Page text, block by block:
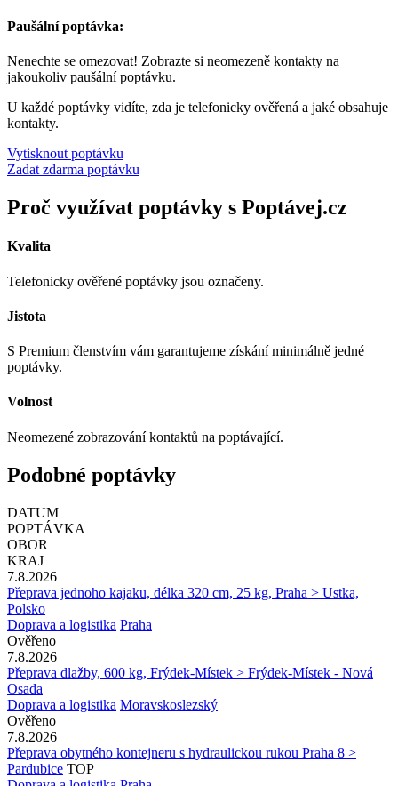
Paušální poptávka:
Nenechte se omezovat! Zobrazte si neomezeně kontakty na
jakoukoliv paušální poptávku.
U každé poptávky vidíte, zda je telefonicky ověřená a jaké obsahuje
kontakty.
Vytisknout poptávku
Zadat zdarma poptávku
Proč využívat poptávky s Poptávej.cz
Kvalita
Telefonicky ověřené poptávky jsou označeny.
Jistota
S Premium členstvím vám garantujeme získání minimálně jedné
poptávky.
Volnost
Neomezené zobrazování kontaktů na poptávající.
Podobné poptávky
DATUM
POPTÁVKA
OBOR
KRAJ
7.8.2026
Přeprava jednoho kajaku, délka 320 cm, 25 kg, Praha > Ustka,
Polsko
Doprava a logistika Praha
Ověřeno
7.8.2026
Přeprava dlažby, 600 kg, Frýdek-Místek > Frýdek-Místek - Nová
Osada
Doprava a logistika Moravskoslezský
Ověřeno
7.8.2026
Přeprava obytného kontejneru s hydraulickou rukou Praha 8 >
Pardubice TOP